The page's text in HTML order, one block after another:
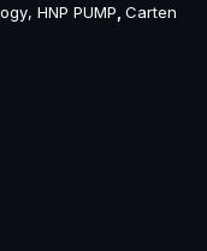
, HNP PUMP, Carten